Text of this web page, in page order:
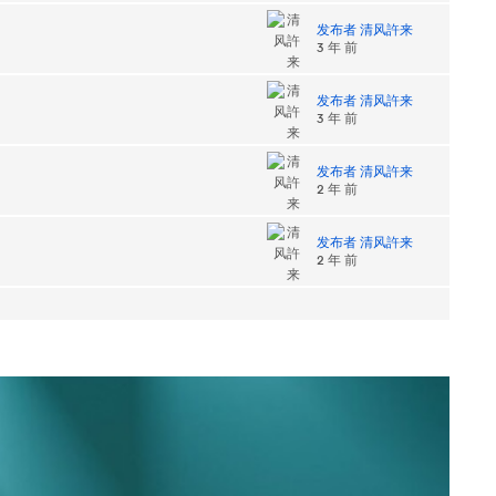
发布者 清风許来
3 年 前
发布者 清风許来
3 年 前
发布者 清风許来
2 年 前
发布者 清风許来
2 年 前